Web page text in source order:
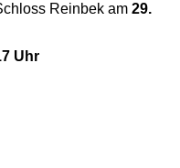
Reinbek am 29.
Uhr